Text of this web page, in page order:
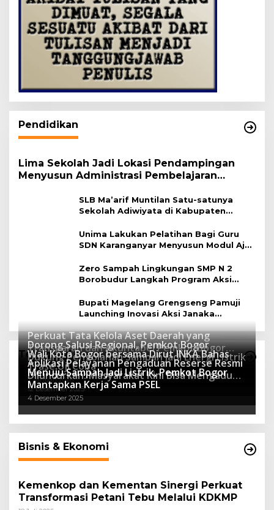
Pendidikan
Lima Sekolah Jadi Lokasi Pendampingan
Menyusun Administrasi Pembelajaran
SLB Ma’arif Muntilan Satu-satunya
Sekolah Adiwiyata di Kabupaten
Unima Lakukan Pelatihan Bagi Guru
SDN Karanganyar Menyusun Modul Ajar
Zero Sampah Lingkungan SMP N 2
Borobudur Langkah Program Aksi
Bupati Magelang Grengseng Pamuji
Launching Inovasi Aksi Janaka
Program Sekolah Adiwiyata
Teknologi
Perkuat Tata Kelola Aset Daerah yang
Transparan dan Akuntabel Pemkot Bogor
Luncurkan SIMASDA
8 Juli 2026
Dorong Salusi Regional, Pemkot Bogor
Dukung Pengolahan Sampah Jadi Energi Listrik
8 April 2026
Wali Kota Bogor bersama Dirut INKA Bahas
Trase Uji Coba
7 Januari 2026
Aplikasi Pelayanan Pengaduan Reserse Resmi
Diluncurkan: Masyarakat Kini Bisa Mengadu
Lebih Cepat, Mudah, dan Terintegrasi
12 Desember 2025
Menuju Sampah Jadi Listrik, Pemkot Bogor
Mantapkan Kerja Sama PSEL
4 Desember 2025
Bisnis & Ekonomi
Kemenkop dan Kementan Sinergi Perkuat
Transformasi Petani Tebu Melalui KDKMP